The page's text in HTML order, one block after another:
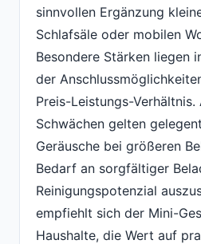
sinnvollen Ergänzung
Schlafsäle oder mobilen
Besondere Stärken liegen
der
Preis-Leistungs-
Schwächen gelten
Geräusche bei größeren
Bedarf an sorgfältiger
Reinigungspotenzial
empfiehlt sich der Mini-
Haushalte, die Wert auf